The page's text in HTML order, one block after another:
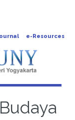
e-Resources